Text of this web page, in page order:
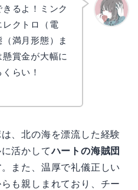
るよ！ミンク
クトロ（電
満月形態）ま
賞金が大幅に
らい！
、北の海を漂流した経験
活かしてハートの海賊団
。また、温厚で礼儀正しい
も親しまれており、チー